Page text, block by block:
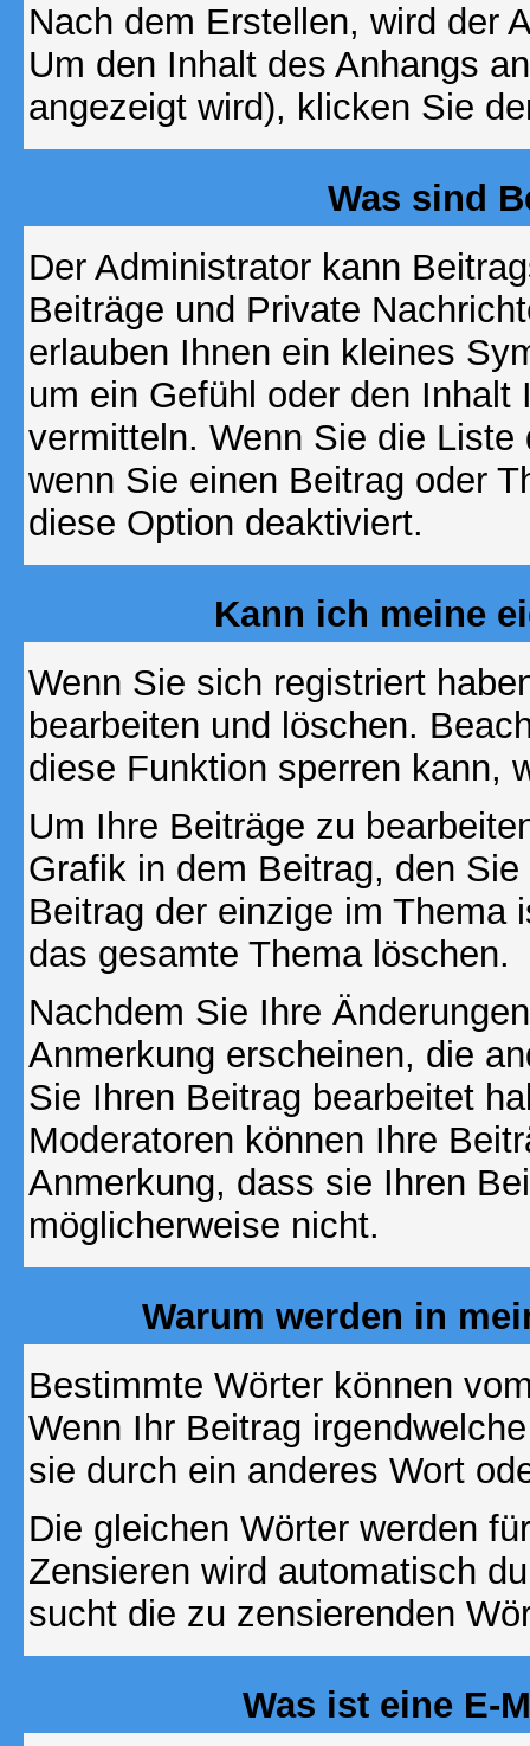
Nach dem Erstellen, wird der
Um den Inhalt des Anhangs
angezeigt wird), klicken Sie
Was sind
Der Administrator kann
Beiträge und Private
erlauben Ihnen ein kleines
um ein Gefühl oder den
vermitteln. Wenn Sie die
wenn Sie einen Beitrag oder
diese Option deaktiviert.
Kann ich meine
Wenn Sie sich registriert
bearbeiten und löschen.
diese Funktion sperren kann,
Um Ihre Beiträge zu
Grafik in dem Beitrag, den
Beitrag der einzige im Thema
das gesamte Thema löschen.
Nachdem Sie Ihre
Anmerkung erscheinen, die
Sie Ihren Beitrag bearbeitet
Moderatoren können Ihre
Anmerkung, dass sie Ihren
möglicherweise nicht.
Warum werden in
Bestimmte Wörter können
Wenn Ihr Beitrag
sie durch ein anderes Wort
Die gleichen Wörter werden
Zensieren wird automatisch
sucht die zu zensierenden
Was ist eine E-